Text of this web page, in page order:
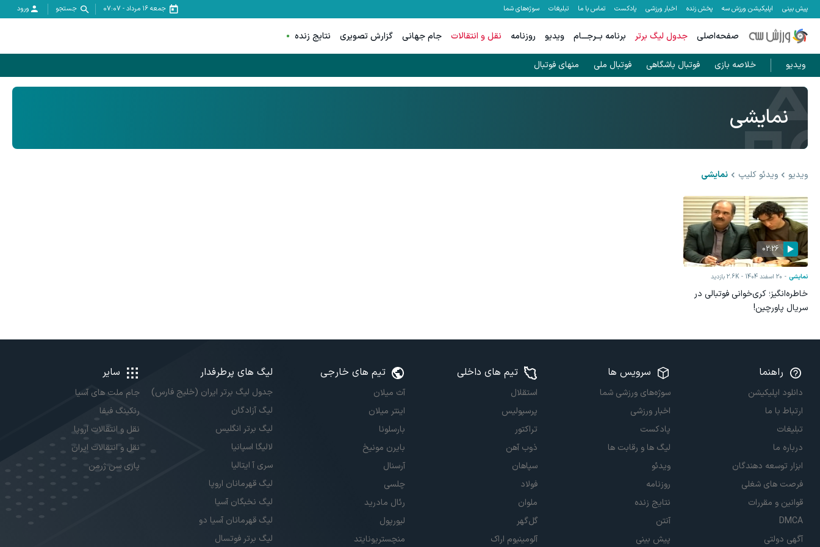
پیش بینی اپلیکیشن ورزش سه پخش زنده اخبار ورزشی پادکست تماس با ما تبلیغات سوژه‌های شما جمعه ۱۶ مرداد -
07:07 جستجو ورود
صفحه‌اصلی جدول لیگ برتر برنامه بــرجـــام ویدیو روزنامه نقل و انتقالات جام جهانی گزارش تصویری نتایج زنده
ویدیو خلاصه بازی فوتبال باشگاهی فوتبال ملی منهای فوتبال
نمایشی
ویدیو ویدئو کلیپ نمایشی
02:26
نمایشی 20 اسفند 1404 2.6K بازدید
خاطره‌انگیز؛ کری‌خوانی فوتبالی در
سریال پاورچین!
راهنما
دانلود اپلیکیشن
ارتباط با ما
تبلیغات
درباره ما
ابزار توسعه دهندگان
فرصت های شغلی
قوانین و مقررات
DMCA
آگهی دولتی
سرویس ها
سوژه‌های ورزشی شما
اخبار ورزشی
پادکست
لیگ ها و رقابت ها
ویدئو
روزنامه
نتایج زنده
آنتن
پیش بینی
تیم های داخلی
استقلال
پرسپولیس
تراکتور
ذوب آهن
سپاهان
فولاد
ملوان
گل‌گهر
آلومینیوم اراک
تیم های خارجی
آث میلان
اینتر میلان
بارسلونا
بایرن مونیخ
آرسنال
چلسی
رئال مادرید
لیورپول
منچستریونایتد
لیگ های پرطرفدار
جدول لیگ برتر ایران (خلیج فارس)
لیگ آزادگان
لیگ برتر انگلیس
لالیگا اسپانیا
سری آ ایتالیا
لیگ قهرمانان اروپا
لیگ نخبگان آسیا
لیگ قهرمانان آسیا دو
لیگ برتر فوتسال
سایر
جام ملت های آسیا
رنکینگ فیفا
نقل و انتقالات اروپا
نقل و انتقالات ایران
پاری سن ژرمن